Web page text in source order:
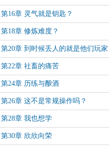
多人
第16章 灵气就是钥匙？
第18章 修炼难度？
第20章 到时候丢人的就是他们玩家
了！
第22章 社畜的痛苦
第24章 历练与酿酒
第26章 这不是常规操作吗？
第28章 我也想学
第30章 欣欣向荣